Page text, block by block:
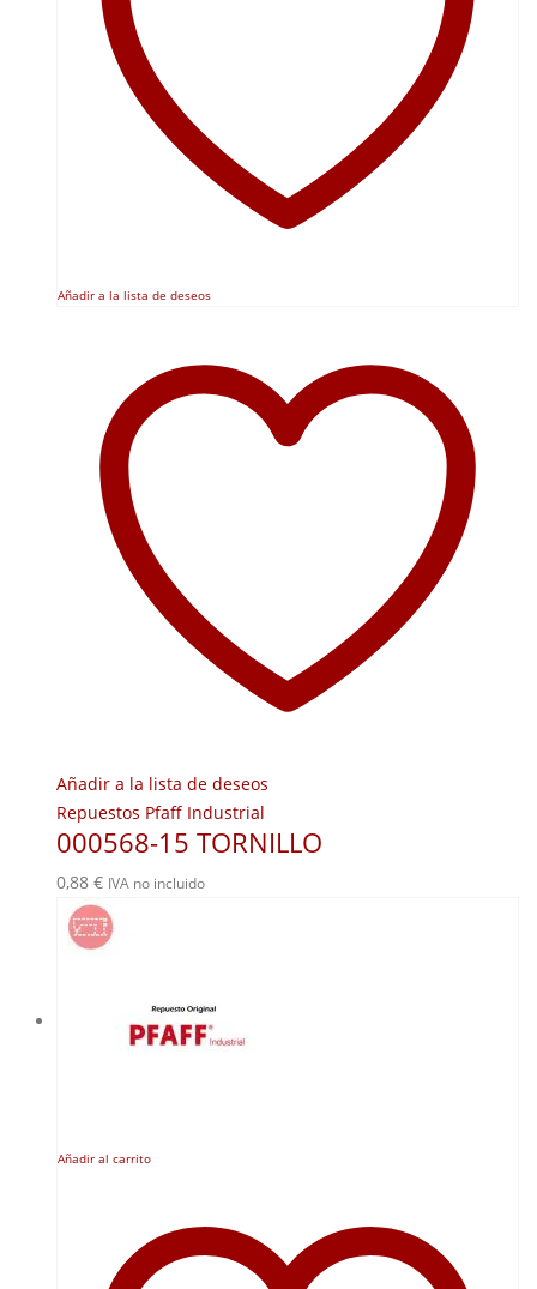
Añadir a la lista de deseos
Añadir a la lista de deseos
Repuestos Pfaff Industrial
000568-15 TORNILLO
0,88 € IVA no incluido
Añadir al carrito